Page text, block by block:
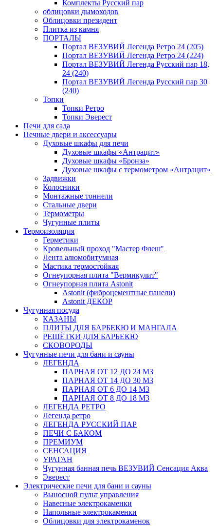
Комплекты Русский пар
облицовки дымоходов
Облицовки президент
Плитка из камня
ПОРТАЛЫ
Портал ВЕЗУВИЙ Легенда Ретро 24 (205)
Портал ВЕЗУВИЙ Легенда Ретро 24 (224)
Портал ВЕЗУВИЙ Легенда Русский пар 18,
24 (240)
Портал ВЕЗУВИЙ Легенда Русский пар 30
(240)
Топки
Топки Ретро
Топки Эверест
Печи для сада
Печные двери и аксессуары
Духовые шкафы для печи
Духовые шкафы «Антрацит»
Духовые шкафы «Бронза»
Духовые шкафы с термометром «Антрацит»
Задвижки
Колосники
Монтажные тоннели
Стальные двери
Термометры
Чугунные плиты
Термоизоляция
Герметики
Кровельный проход "Мастер Флеш"
Лента алюмобитумная
Мастика термостойкая
Огнеупорная плита "Вермикулит"
Огнеупорная плита Astonit
Astonit (фиброцементные панели)
Astonit ДЕКОР
Чугунная посуда
КАЗАНЫ
ПЛИТЫ ДЛЯ БАРБЕКЮ И МАНГАЛА
РЕШЁТКИ ДЛЯ БАРБЕКЮ
СКОВОРОДЫ
Чугунные печи для бани и сауны
ЛЕГЕНДА
ПАРНАЯ ОТ 12 ДО 24 М3
ПАРНАЯ ОТ 14 ДО 30 М3
ПАРНАЯ ОТ 6 ДО 14 М3
ПАРНАЯ ОТ 8 ДО 18 М3
ЛЕГЕНДА РЕТРО
Легенда ретро
ЛЕГЕНДА РУССКИЙ ПАР
ПЕЧИ С БАКОМ
ПРЕМИУМ
СЕНСАЦИЯ
УРАГАН
Чугунная банная печь ВЕЗУВИЙ Сенсация Аква
Эверест
Электрические печи для бани и сауны
Выносной пульт управления
Навесные электрокаменки
Напольные электрокаменки
Облицовки для электрокаменок